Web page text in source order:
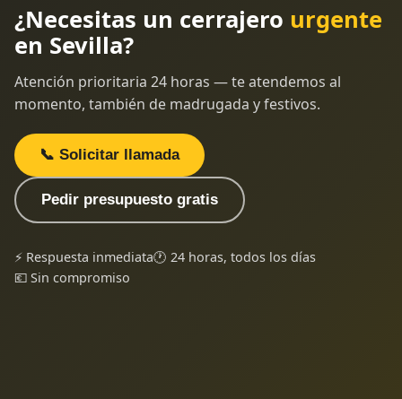
¿Necesitas un cerrajero urgente
en Sevilla?
Atención prioritaria 24 horas — te atendemos al
momento, también de madrugada y festivos.
📞 Solicitar llamada
Pedir presupuesto gratis
⚡ Respuesta inmediata🕐 24 horas, todos los días
💶 Sin compromiso